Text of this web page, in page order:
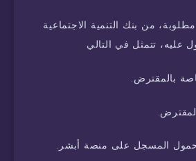
من بنك التنمية الاجتماعية
تتمثل في التالي